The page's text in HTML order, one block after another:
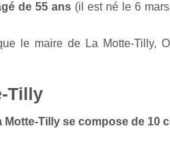
de 55 ans (il est né le 6
le maire de La Motte-Tilly,
Tilly
Tilly se compose de 10